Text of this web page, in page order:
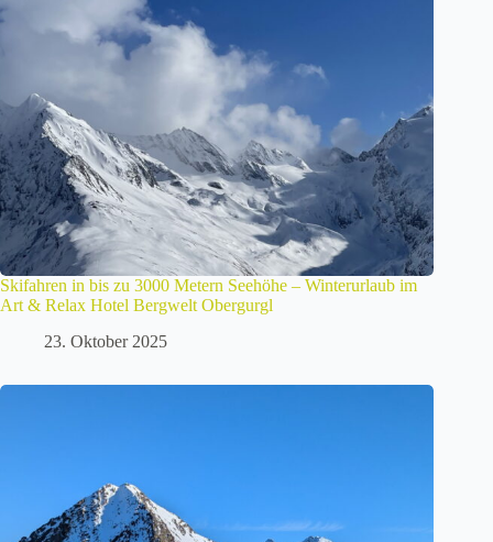
Skifahren in bis zu 3000 Metern Seehöhe – Winterurlaub im
Art & Relax Hotel Bergwelt Obergurgl
23. Oktober 2025